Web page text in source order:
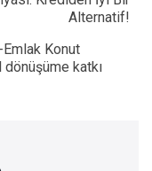
Alternatif!
Emlak Konut
dönüşüme katkı